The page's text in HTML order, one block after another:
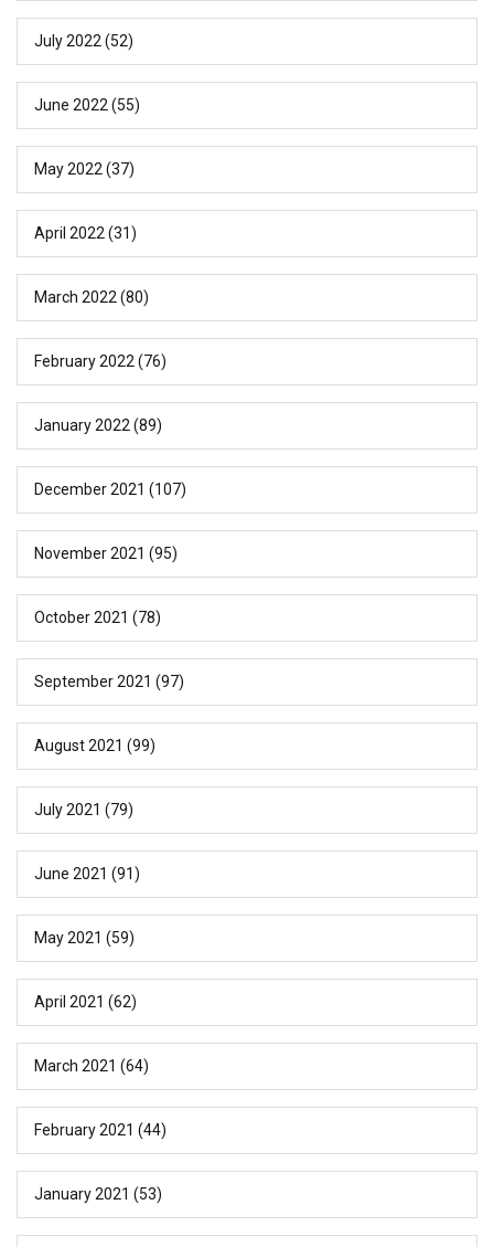
July 2022 (52)
June 2022 (55)
May 2022 (37)
April 2022 (31)
March 2022 (80)
February 2022 (76)
January 2022 (89)
December 2021 (107)
November 2021 (95)
October 2021 (78)
September 2021 (97)
August 2021 (99)
July 2021 (79)
June 2021 (91)
May 2021 (59)
April 2021 (62)
March 2021 (64)
February 2021 (44)
January 2021 (53)